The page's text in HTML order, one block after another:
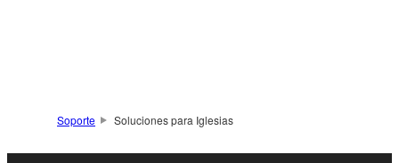
Soporte Soluciones para Iglesias